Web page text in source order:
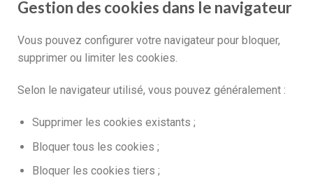
Gestion des cookies dans le navigateur
Vous pouvez configurer votre navigateur pour bloquer,
supprimer ou limiter les cookies.
Selon le navigateur utilisé, vous pouvez généralement :
Supprimer les cookies existants ;
Bloquer tous les cookies ;
Bloquer les cookies tiers ;